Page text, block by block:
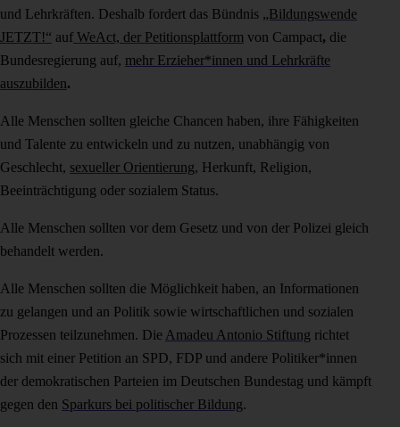
und Lehrkräften. Deshalb fordert das Bündnis „Bildungswende
JETZT!“ auf WeAct, der Petitionsplattform von Campact, die
Bundesregierung auf, mehr Erzieher*innen und Lehrkräfte
auszubilden.
Alle Menschen sollten gleiche Chancen haben, ihre Fähigkeiten
und Talente zu entwickeln und zu nutzen, unabhängig von
Geschlecht, sexueller Orientierung, Herkunft, Religion,
Beeinträchtigung oder sozialem Status.
Alle Menschen sollten vor dem Gesetz und von der Polizei gleich
behandelt werden.
Alle Menschen sollten die Möglichkeit haben, an Informationen
zu gelangen und an Politik sowie wirtschaftlichen und sozialen
Prozessen teilzunehmen. Die Amadeu Antonio Stiftung richtet
sich mit einer Petition an SPD, FDP und andere Politiker*innen
der demokratischen Parteien im Deutschen Bundestag und kämpft
gegen den Sparkurs bei politischer Bildung.